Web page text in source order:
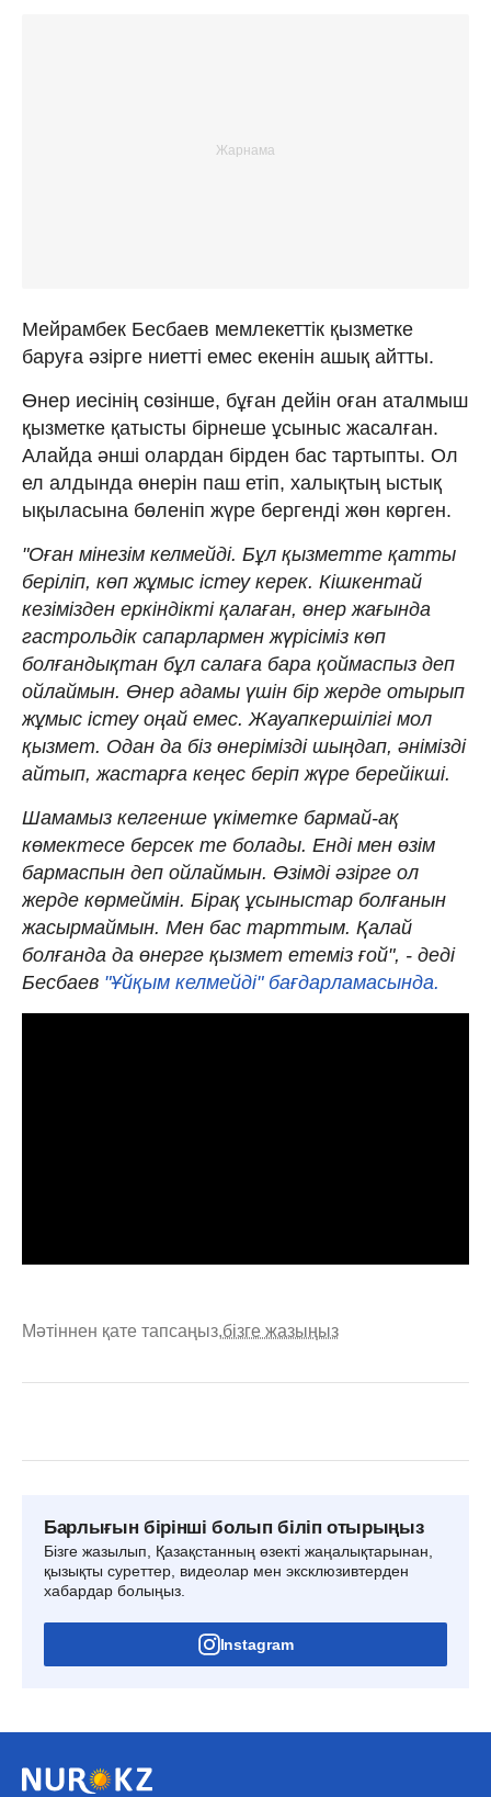
Мейрамбек Бесбаев мемлекеттік қызметке
баруға әзірге ниетті емес екенін ашық айтты.
Өнер иесінің сөзінше, бұған дейін оған аталмыш
қызметке қатысты бірнеше ұсыныс жасалған.
Алайда әнші олардан бірден бас тартыпты. Ол
ел алдында өнерін паш етіп, халықтың ыстық
ықыласына бөленіп жүре бергенді жөн көрген.
"Оған мінезім келмейді. Бұл қызметте қатты
беріліп, көп жұмыс істеу керек. Кішкентай
кезімізден еркіндікті қалаған, өнер жағында
гастрольдік сапарлармен жүрісіміз көп
болғандықтан бұл салаға бара қоймаспыз деп
ойлаймын. Өнер адамы үшін бір жерде отырып
жұмыс істеу оңай емес. Жауапкершілігі мол
қызмет. Одан да біз өнерімізді шыңдап, әнімізді
айтып, жастарға кеңес беріп жүре берейікші.
Шамамыз келгенше үкіметке бармай-ақ
көмектесе берсек те болады. Енді мен өзім
бармаспын деп ойлаймын. Өзімді әзірге ол
жерде көрмеймін. Бірақ ұсыныстар болғанын
жасырмаймын. Мен бас тарттым. Қалай
болғанда да өнерге қызмет етеміз ғой", - деді
Бесбаев "Ұйқым келмейді" бағдарламасында.
Мәтіннен қате тапсаңыз,бізге жазыңыз
Барлығын бірінші болып біліп отырыңыз
Бізге жазылып, Қазақстанның өзекті жаңалықтарынан,
қызықты суреттер, видеолар мен эксклюзивтерден
хабардар болыңыз.
Instagram